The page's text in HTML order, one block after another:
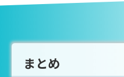
まとめ